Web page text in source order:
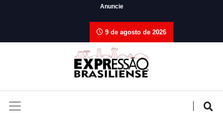
Anuncie
9 de agosto de 2026